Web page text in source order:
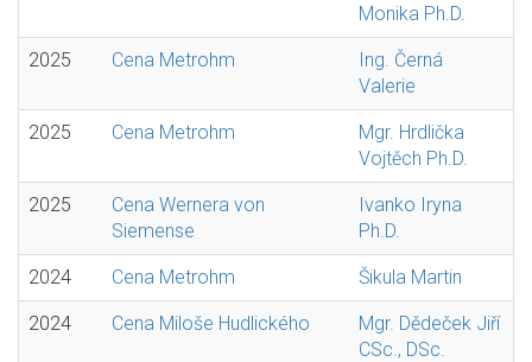
Monika Ph.D.
2025 Cena Metrohm
Ing. Černá
Valerie
2025 Cena Metrohm
Mgr. Hrdlička
Vojtěch Ph.D.
2025
Cena Wernera von
Siemense
Ivanko Iryna
Ph.D.
2024 Cena Metrohm Šikula Martin
2024 Cena Miloše Hudlického
Mgr. Dědeček Jiří
CSc., DSc.